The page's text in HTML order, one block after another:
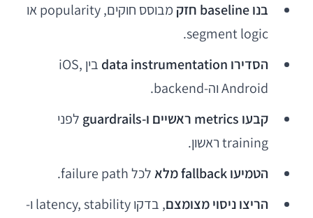
בנו baseline חזק
מבוסס חוקים, popularity או
segment logic.
הסדירו data instrumentation
בין iOS,
Android וה-backend.
קבעו metrics ראשיים ו-guardrails
לפני
training ראשון.
הטמיעו fallback מלא
לכל failure path.
הריצו ניסוי מצומצם
, בדקו latency, stability ו-